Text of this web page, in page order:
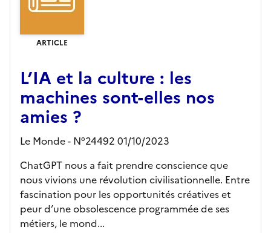
ARTICLE
L’IA et la culture : les
machines sont-elles nos
amies ?
Le Monde - N°24492 01/10/2023
ChatGPT nous a fait prendre conscience que
nous vivions une révolution civilisationnelle. Entre
fascination pour les opportunités créatives et
peur d’une obsolescence programmée de ses
métiers, le mond...